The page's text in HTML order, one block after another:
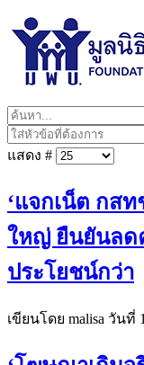
แสดง #
‘แจกเน็ต กส
ใหญ่ ยืนยันลด
ประโยชน์กว่า
เขียนโดย malisa วันที่